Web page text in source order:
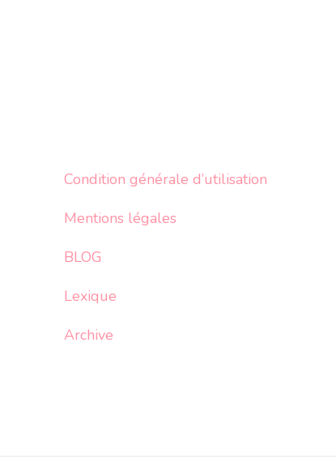
Condition générale d’utilisation
Mentions légales
BLOG
Lexique
Archive